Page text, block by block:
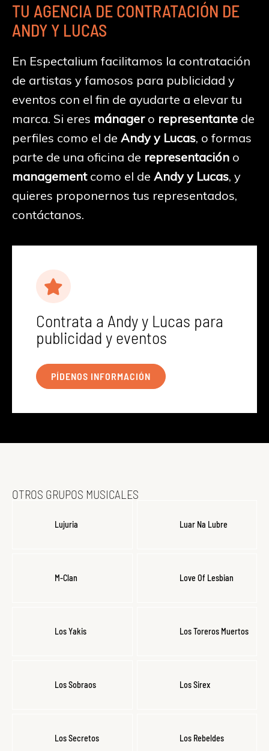
TU AGENCIA DE CONTRATACIÓN DE
ANDY Y LUCAS
En Espectalium facilitamos la contratación
de artistas y famosos para publicidad y
eventos con el fin de ayudarte a elevar tu
marca. Si eres mánagero representante de
perfiles como el de Andy y Lucas, o formas
parte de una oficina de representación o
managementcomo el de Andy y Lucas, y
quieres proponernos tus representados,
contáctanos.
Contrata a Andy y Lucas para
publicidad y eventos
PÍDENOS INFORMACIÓN
OTROS GRUPOS MUSICALES
Lujuria Luar Na Lubre
M-Clan Love Of Lesbian
Los Yakis Los Toreros Muertos
Los Sobraos Los Sirex
Los Secretos Los Rebeldes